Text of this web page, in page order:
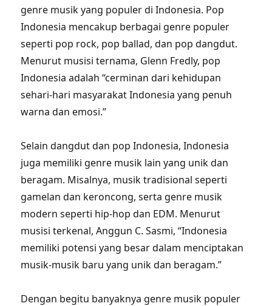
genre musik yang populer di Indonesia. Pop
Indonesia mencakup berbagai genre populer
seperti pop rock, pop ballad, dan pop dangdut.
Menurut musisi ternama, Glenn Fredly, pop
Indonesia adalah “cerminan dari kehidupan
sehari-hari masyarakat Indonesia yang penuh
warna dan emosi.”
Selain dangdut dan pop Indonesia, Indonesia
juga memiliki genre musik lain yang unik dan
beragam. Misalnya, musik tradisional seperti
gamelan dan keroncong, serta genre musik
modern seperti hip-hop dan EDM. Menurut
musisi terkenal, Anggun C. Sasmi, “Indonesia
memiliki potensi yang besar dalam menciptakan
musik-musik baru yang unik dan beragam.”
Dengan begitu banyaknya genre musik populer